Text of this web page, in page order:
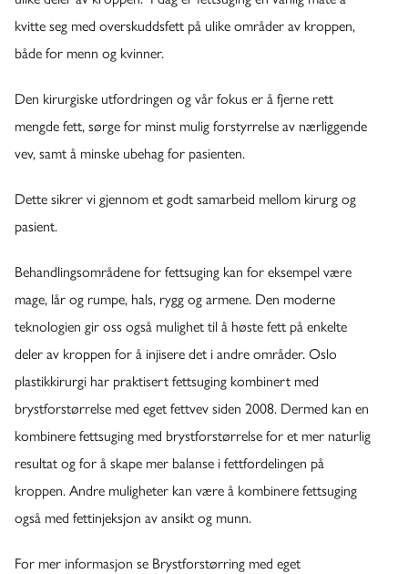
kvitte seg med overskuddsfett på ulike områder av kroppen,
både for menn og kvinner.
Den kirurgiske utfordringen og vår fokus er å fjerne rett
mengde fett, sørge for minst mulig forstyrrelse av nærliggende
vev, samt å minske ubehag for pasienten.
Dette sikrer vi gjennom et godt samarbeid mellom kirurg og
pasient.
Behandlingsområdene for fettsuging kan for eksempel være
mage, lår og rumpe, hals, rygg og armene. Den moderne
teknologien gir oss også mulighet til å høste fett på enkelte
deler av kroppen for å injisere det i andre områder. Oslo
plastikkirurgi har praktisert fettsuging kombinert med
brystforstørrelse med eget fettvev siden 2008. Dermed kan en
kombinere fettsuging med brystforstørrelse for et mer naturlig
resultat og for å skape mer balanse i fettfordelingen på
kroppen. Andre muligheter kan være å kombinere fettsuging
også med fettinjeksjon av ansikt og munn.
For mer informasjon se Brystforstørring med eget